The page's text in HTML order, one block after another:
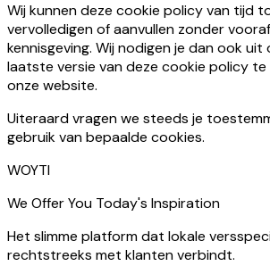
Wij kunnen deze cookie policy van tijd
vervolledigen of aanvullen zonder
kennisgeving. Wij nodigen je dan ook
laatste versie van deze cookie policy
onze website.
Uiteraard vragen we steeds je
gebruik van bepaalde cookies.
WOYTI
We Offer You Today's Inspiration
Het slimme platform dat lokale
rechtstreeks met klanten verbindt.